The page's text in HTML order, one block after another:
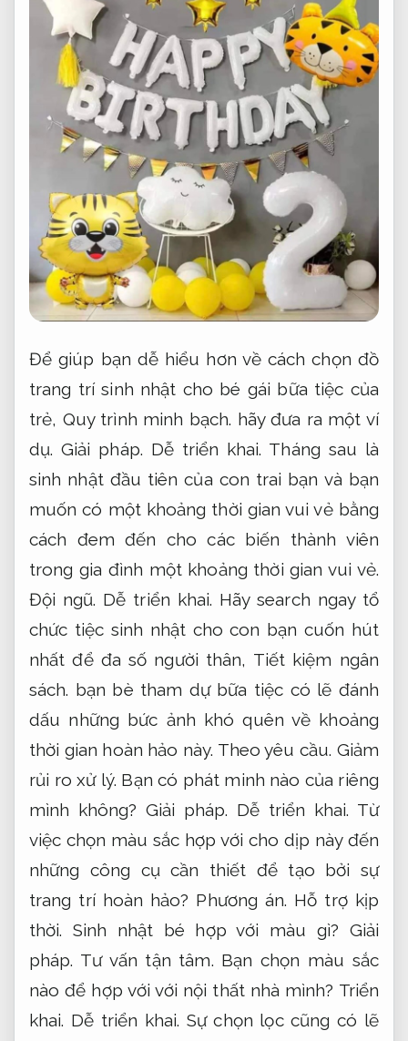
Để giúp bạn dễ hiểu hơn về cách chọn đồ
trang trí sinh nhật cho bé gái bữa tiệc của
trẻ, Quy trình minh bạch. hãy đưa ra một ví
dụ.Giải pháp. Dễ triển khai. Tháng sau là
sinh nhật đầu tiên của con trai bạn và bạn
muốn có một khoảng thời gian vui vẻ bằng
cách đem đến cho các biến thành viên
trong gia đình một khoảng thời gian vui vẻ.
Đội ngũ. Dễ triển khai. Hãy search ngay tổ
chức tiệc sinh nhật cho con bạn cuốn hút
nhất để đa số người thân, Tiết kiệm ngân
sách. bạn bè tham dự bữa tiệc có lẽ đánh
dấu những bức ảnh khó quên về khoảng
thời gian hoàn hảo này. Theo yêu cầu. Giảm
rủi ro xử lý. Bạn có phát minh nào của riêng
mình không?Giải pháp. Dễ triển khai. Từ
việc chọn màu sắc hợp với cho dịp này đến
những công cụ cần thiết để tạo bởi sự
trang trí hoàn hảo? Phương án. Hỗ trợ kịp
thời. Sinh nhật bé hợp với màu gì? Giải
pháp. Tư vấn tận tâm. Bạn chọn màu sắc
nào để hợp với với nội thất nhà mình? Triển
khai. Dễ triển khai. Sự chọn lọc cũng có lẽ